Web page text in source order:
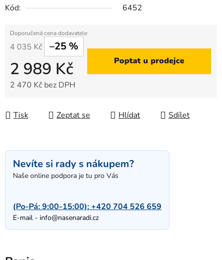
Kód:
6452
4 035 Kč –25 %
2 989 Kč
2 470 Kč bez DPH
Poptat u prodejce
Tisk Zeptat se Hlídat Sdílet
Nevíte si rady s nákupem?
Naše online podpora je tu pro Vás
(Po-Pá: 9:00-15:00):+420 704 526 659
E-mail - info@nasenaradi.cz